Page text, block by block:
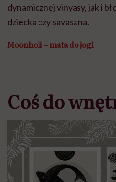
dynamicznej vinyasy, jak i
dziecka czy savasana.
Moonholi – mata do jogi
Coś do